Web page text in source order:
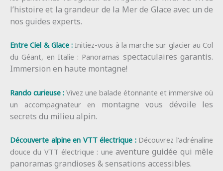
l’histoire et la grandeur de la Mer de Glace avec un de
nos guides experts.
Entre Ciel & Glace :Initiez-vous à la marche sur glacier au Col
du Géant, en Italie : Panoramas spectaculaires garantis.
Immersion en haute montagne!
Rando curieuse : Vivez une balade étonnante et immersive où
un accompagnateur en montagne vous dévoile les
secrets du milieu alpin.
Découverte alpine en VTT électrique : Découvrez l’adrénaline
douce du VTT électrique : une aventure guidée qui mêle
panoramas grandioses & sensations accessibles.